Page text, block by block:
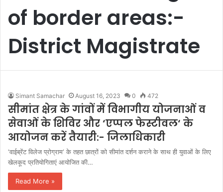
of border areas:-
District Magistrate
Simant Samachar August 16, 2023 0 472
सीमांत क्षेत्र के गांवों में विभागीय योजनाओं व
सेवाओं के शिविर और ‘एप्पल फेस्टीवल‘ के
आयोजन करें तैयारी:- जिलाधिकारी
‘वाईब्रेंट विलेज प्रोग्राम‘ के तहत छात्रों को सीमांत दर्शन कराने के साथ ही युवाओं के लिए
खेलकूद प्रतियोगिताएं आयोजित की…
Read More »